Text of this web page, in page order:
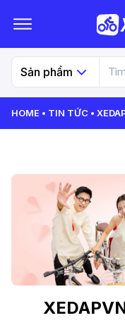
Sản phẩm
HOME TIN TỨC